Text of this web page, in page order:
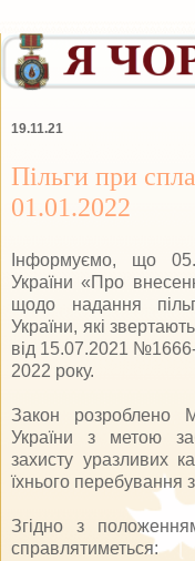
19.11.21
Пільги при
01.01.2022
Інформуємо, що
України «Про
щодо надання
України, які
від 15.07.2021 №1666-
2022 року.
Закон розроблено
України з метою
захисту уразливих
їхнього перебування
Згідно з
справлятиметься: